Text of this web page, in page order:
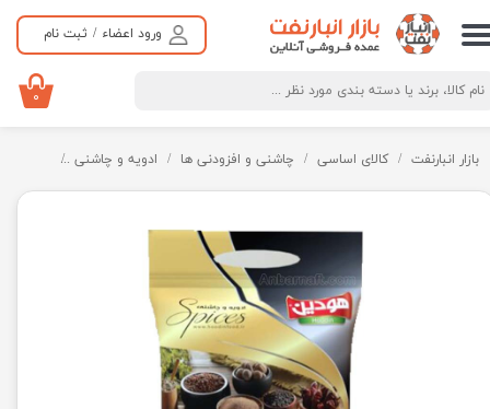
ورود اعضاء / ثبت نام
حساب کاربری من
تغییر گذر واژه
سفارشات
خروج از حساب کاربری
۰
بازار انبارنفت کالای اساسی چاشنی و افزودنی ها ادویه و چاشنی